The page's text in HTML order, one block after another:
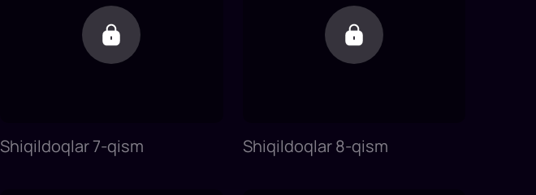
Shiqildoqlar 7-qism Shiqildoqlar 8-qism